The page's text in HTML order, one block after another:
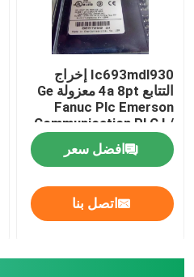
Ic693mdl930 إخراج
التتابع 4a 8pt معزولة Ge
Fanuc Plc Emerson
Communication PLC I /
O Module
افضل سعر
اتصل بنا